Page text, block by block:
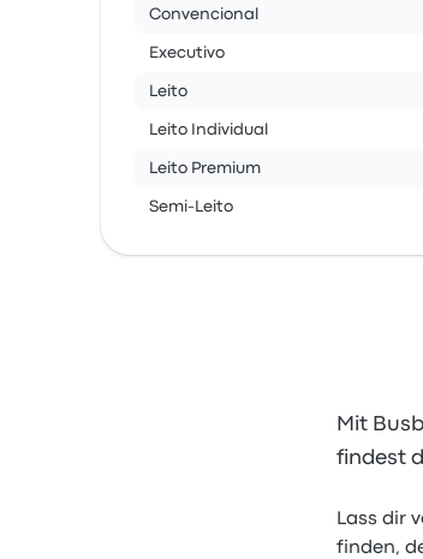
Convencional
Executivo
Leito
Leito Individual
Leito Premium
Semi-Leito
Mit
findest
Lass dir
finden,